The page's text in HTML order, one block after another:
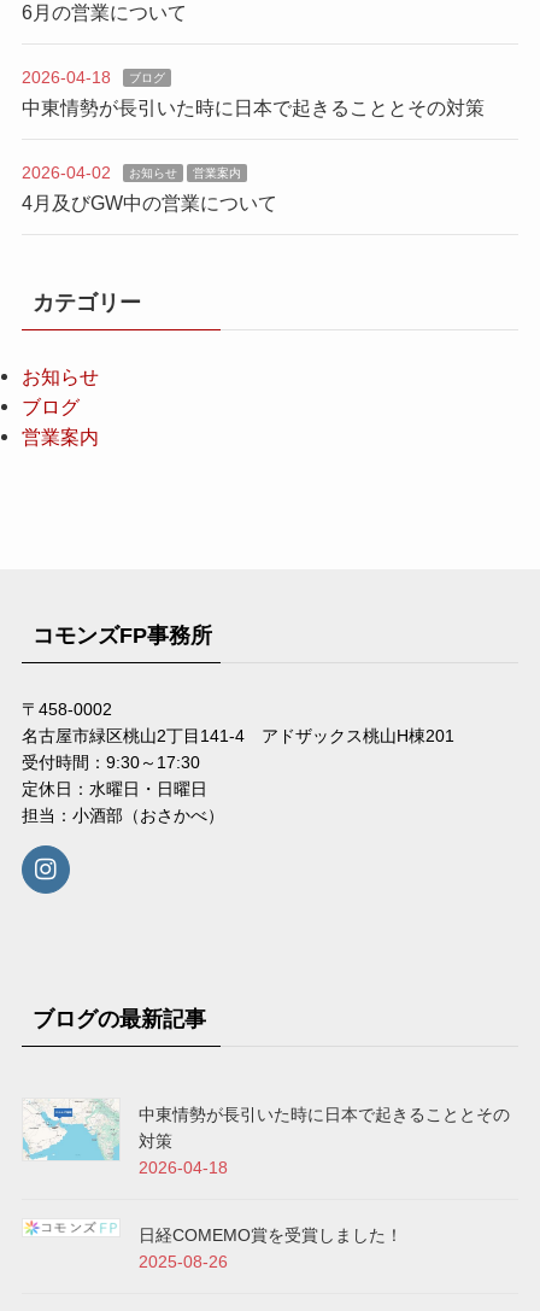
6月の営業について
2026-04-18 ブログ
中東情勢が長引いた時に日本で起きることとその対策
2026-04-02 お知らせ 営業案内
4月及びGW中の営業について
カテゴリー
お知らせ
ブログ
営業案内
コモンズFP事務所
〒458-0002
名古屋市緑区桃山2丁目141-4 アドザックス桃山H棟201
受付時間：9:30～17:30
定休日：水曜日・日曜日
担当：小酒部（おさかべ）
ブログの最新記事
中東情勢が長引いた時に日本で起きることとその
対策
2026-04-18
日経COMEMO賞を受賞しました！
2025-08-26